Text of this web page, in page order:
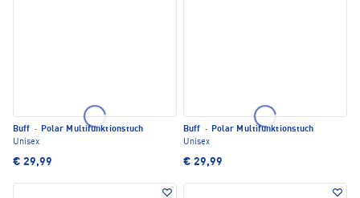
Buff · Polar Multifunktionstuch
Unisex
€ 29,99
Buff · Polar Multifunktionstuch
Unisex
€ 29,99